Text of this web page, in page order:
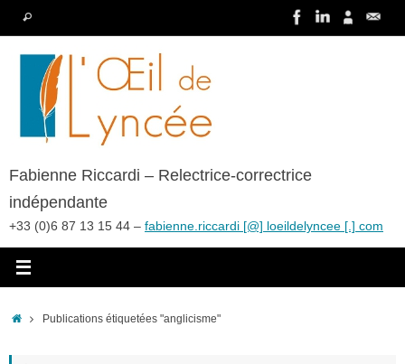
Rechercher
Fabienne Riccardi – Relectrice-correctrice
indépendante
+33 (0)6 87 13 15 44 – fabienne.riccardi [@] loeildelyncee [.] com
AccueilPublications étiquetées "anglicisme"